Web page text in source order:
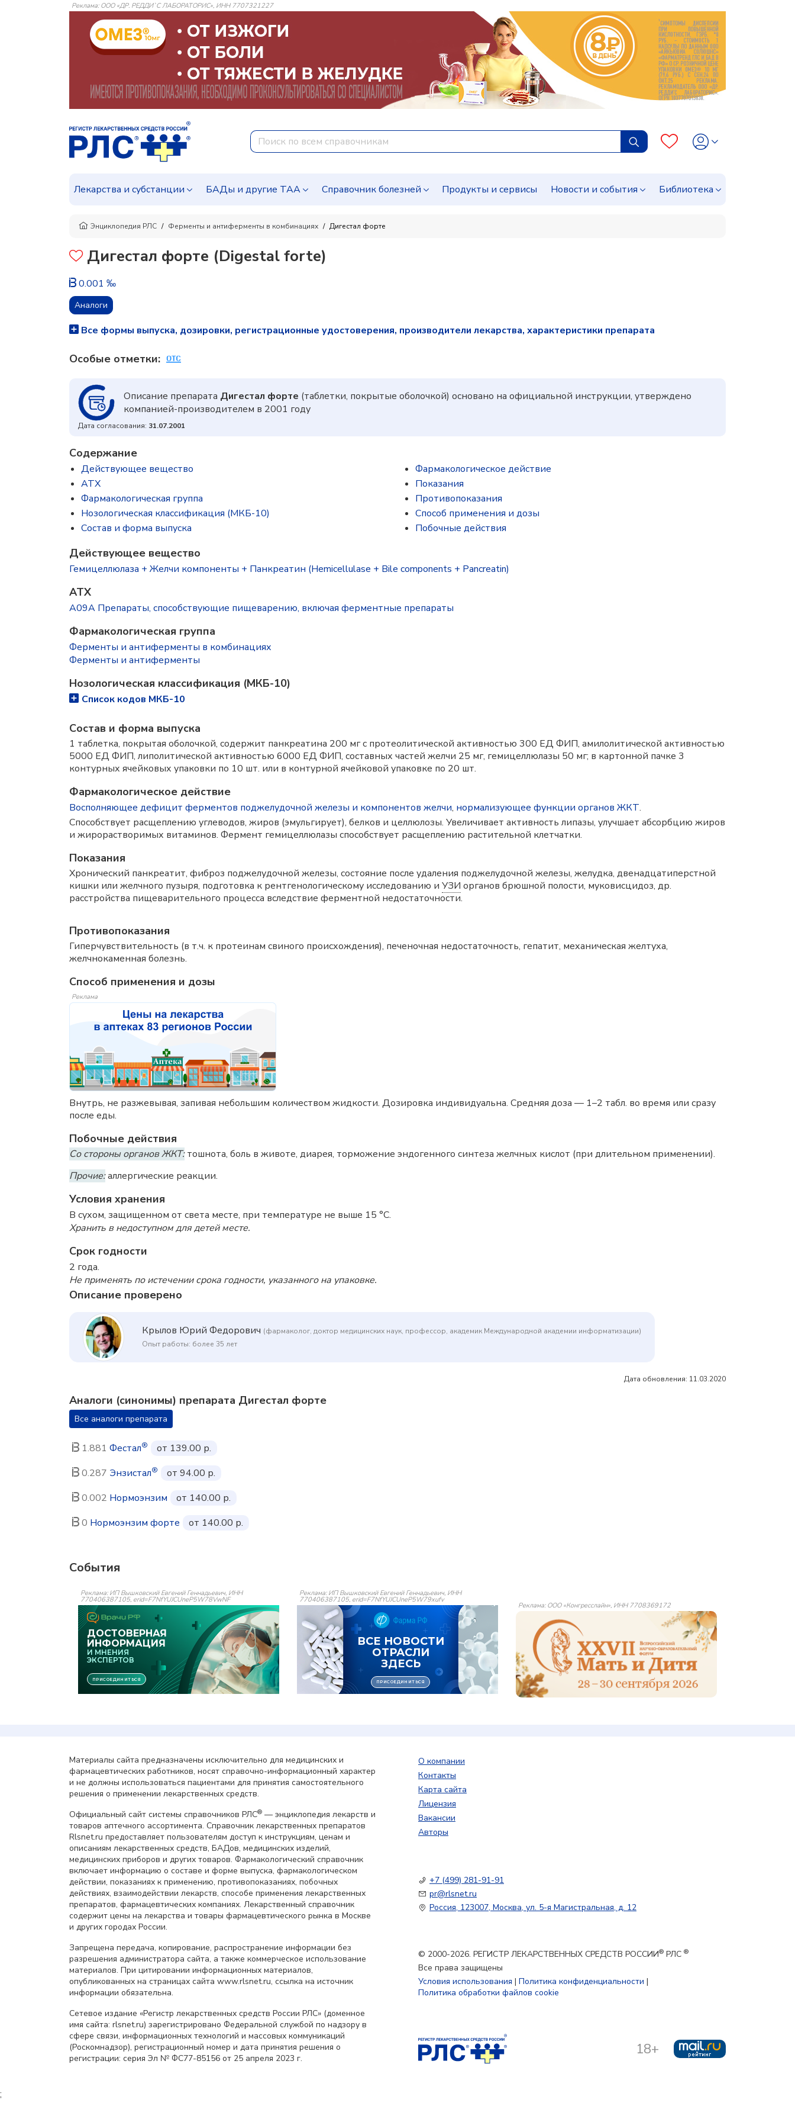
Реклама: ООО «ДР. РЕДДИ`С ЛАБОРАТОРИС», ИНН 7707321227
Лекарства и субстанции БАДы и другие ТАА Справочник болезней Продукты и сервисы Новости и события Библиотека
Энциклопедия РЛС Ферменты и антиферменты в комбинациях Дигестал форте
Дигестал форте (Digestal forte)
0.001 ‰
Аналоги
Все формы выпуска, дозировки, регистрационные удостоверения, производители лекарства, характеристики препарата
Особые отметки:
Описание препарата Дигестал форте (таблетки, покрытые оболочкой) основано на официальной инструкции, утверждено
компанией-производителем в 2001 году
Дата согласования: 31.07.2001
Содержание
Действующее вещество
ATX
Фармакологическая группа
Нозологическая классификация (МКБ-10)
Состав и форма выпускa
Фармакологическое действие
Показания
Противопоказания
Способ применения и дозы
Побочные действия
Действующее вещество
Гемицеллюлаза + Желчи компоненты + Панкреатин (Hemicellulase + Bile components + Pancreatin)
ATX
A09A Препараты, способствующие пищеварению, включая ферментные препараты
Фармакологическая группа
Ферменты и антиферменты в комбинациях
Ферменты и антиферменты
Нозологическая классификация (МКБ-10)
Список кодов МКБ-10
Состав и форма выпускa
1 таблетка, покрытая оболочкой, содержит панкреатина 200 мг с протеолитической активностью 300 ЕД ФИП, амилолитической активностью
5000 ЕД ФИП, липолитической активностью 6000 ЕД ФИП, составных частей желчи 25 мг, гемицеллюлазы 50 мг; в картонной пачке 3
контурных ячейковых упаковки по 10 шт. или в контурной ячейковой упаковке по 20 шт.
Фармакологическое действие
Восполняющее дефицит ферментов поджелудочной железы и компонентов желчи, нормализующее функции органов ЖКТ.
Способствует расщеплению углеводов, жиров (эмульгирует), белков и целлюлозы. Увеличивает активность липазы, улучшает абсорбцию жиров
и жирорастворимых витаминов. Фермент гемицеллюлазы способствует расщеплению растительной клетчатки.
Показания
Хронический панкреатит, фиброз поджелудочной железы, состояние после удаления поджелудочной железы, желудка, двенадцатиперстной
кишки или желчного пузыря, подготовка к рентгенологическому исследованию и УЗИ органов брюшной полости, муковисцидоз, др.
расстройства пищеварительного процесса вследствие ферментной недостаточности.
Противопоказания
Гиперчувствительность (в т.ч. к протеинам свиного происхождения), печеночная недостаточность, гепатит, механическая желтуха,
желчнокаменная болезнь.
Способ применения и дозы
Реклама
Внутрь, не разжевывая, запивая небольшим количеством жидкости. Дозировка индивидуальна. Средняя доза — 1–2 табл. во время или сразу
после еды.
Побочные действия
Со стороны органов ЖКТ:тошнота, боль в животе, диарея, торможение эндогенного синтеза желчных кислот (при длительном применении).
Прочие:аллергические реакции.
Условия хранения
В сухом, защищенном от света месте, при температуре не выше 15 °C.
Хранить в недоступном для детей месте.
Срок годности
2 года.
Не применять по истечении срока годности, указанного на упаковке.
Описание проверено
Крылов Юрий Федорович (фармаколог, доктор медицинских наук, профессор, академик Международной академии информатизации)
Опыт работы: более 35 лет
Дата обновления: 11.03.2020
Аналоги (синонимы) препарата Дигестал форте
Все аналоги препарата
1.881 Фестал®
от 139.00 р.
0.287 Энзистал®
от 94.00 р.
0.002 Нормоэнзим
от 140.00 р.
0 Нормоэнзим форте от 140.00 р.
События
Реклама: ИП Вышковский Евгений Геннадьевич, ИНН
770406387105, erid=F7NfYUJCUneP5W78VwNF
Реклама: ИП Вышковский Евгений Геннадьевич, ИНН
770406387105, erid=F7NfYUJCUneP5W79xufv
Реклама: ООО «Конгресслайн», ИНН 7708369172
Материалы сайта предназначены исключительно для медицинских и
фармацевтических работников, носят справочно-информационный характер
и не должны использоваться пациентами для принятия самостоятельного
решения о применении лекарственных средств.
Официальный сайт системы справочников РЛС® — энциклопедия лекарств и
товаров аптечного ассортимента. Справочник лекарственных препаратов
Rlsnet.ru предоставляет пользователям доступ к инструкциям, ценам и
описаниям лекарственных средств, БАДов, медицинских изделий,
медицинских приборов и других товаров. Фармакологический справочник
включает информацию о составе и форме выпуска, фармакологическом
действии, показаниях к применению, противопоказаниях, побочных
действиях, взаимодействии лекарств, способе применения лекарственных
препаратов, фармацевтических компаниях. Лекарственный справочник
содержит цены на лекарства и товары фармацевтического рынка в Москве
и других городах России.
Запрещена передача, копирование, распространение информации без
разрешения администратора сайта, а также коммерческое использование
материалов. При цитировании информационных материалов,
опубликованных на страницах сайта www.rlsnet.ru, ссылка на источник
информации обязательна.
Сетевое издание «Регистр лекарственных средств России РЛС» (доменное
имя сайта: rlsnet.ru) зарегистрировано Федеральной службой по надзору в
сфере связи, информационных технологий и массовых коммуникаций
(Роскомнадзор), регистрационный номер и дата принятия решения о
регистрации: серия Эл № ФС77-85156 от 25 апреля 2023 г.
О компании
Контакты
Карта сайта
Лицензия
Вакансии
Авторы
+7 (499) 281-91-91
pr@rlsnet.ru
Россия, 123007, Москва, ул. 5-я Магистральная, д. 12
© 2000-2026. РЕГИСТР ЛЕКАРСТВЕННЫХ СРЕДСТВ РОССИИ® РЛС ®
Все права защищены
Условия использования | Политика конфиденциальности |
Политика обработки файлов cookie
18+
;